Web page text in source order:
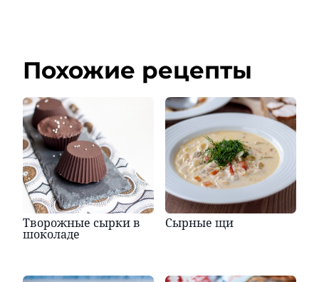
Похожие рецепты
Творожные сырки в
шоколаде
Сырные щи